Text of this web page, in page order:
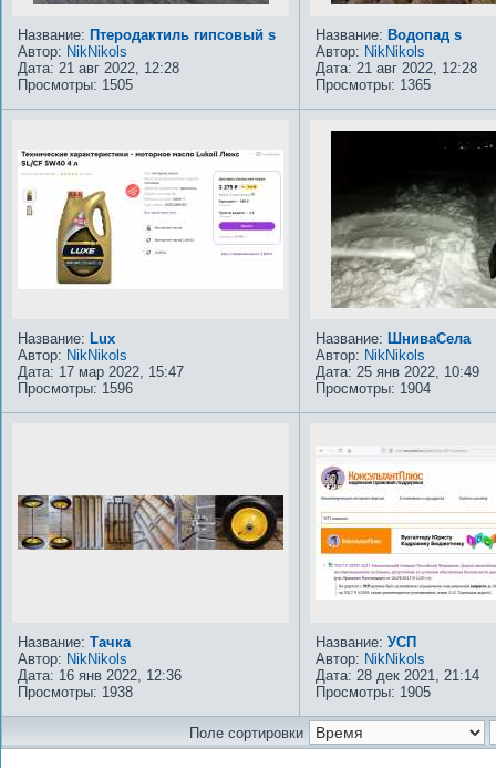
Название: Птеродактиль гипсовый s
Автор: NikNikols
Дата: 21 авг 2022, 12:28
Просмотры: 1505
Название: Водопад s
Автор: NikNikols
Дата: 21 авг 2022, 12:28
Просмотры: 1365
Название: Lux
Автор: NikNikols
Дата: 17 мар 2022, 15:47
Просмотры: 1596
Название: ШниваСела
Автор: NikNikols
Дата: 25 янв 2022, 10:49
Просмотры: 1904
Название: Тачка
Автор: NikNikols
Дата: 16 янв 2022, 12:36
Просмотры: 1938
Название: УСП
Автор: NikNikols
Дата: 28 дек 2021, 21:14
Просмотры: 1905
Поле сортировки